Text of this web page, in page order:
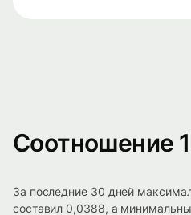
Соотношение 1
За последние 30 дней
составил 0,0388, а